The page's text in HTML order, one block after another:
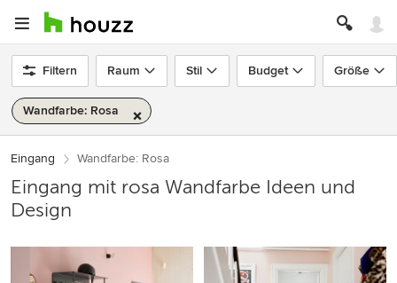
Filtern Raum Stil Budget Größe
Wandfarbe: Rosa
Eingang Wandfarbe: Rosa
Eingang mit rosa Wandfarbe Ideen und
Design